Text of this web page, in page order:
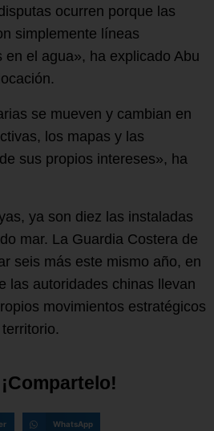
ocurren porque las
simplemente líneas
en el agua», ha explicado Abu
se mueven y cambian en
los mapas y las
sus propios intereses», ha
ya son diez las instaladas
mar. La Guardia Costera de
seis más este mismo año, en
las autoridades chinas llevan
movimientos estratégicos
¡Compartelo!
WhatsApp